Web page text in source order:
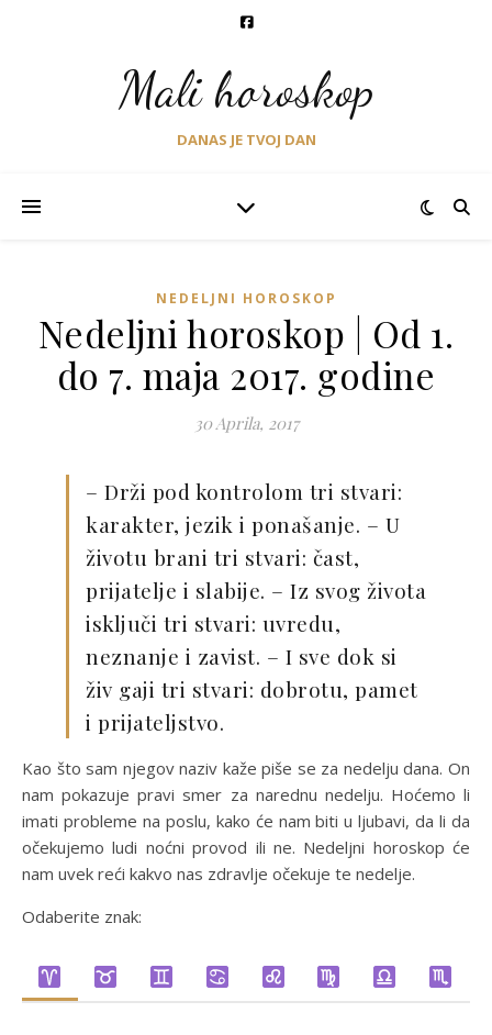
Mali horoskop
DANAS JE TVOJ DAN
NEDELJNI HOROSKOP
Nedeljni horoskop | Od 1.
do 7. maja 2017. godine
30 Aprila, 2017
– Drži pod kontrolom tri stvari:
karakter, jezik i ponašanje. – U
životu brani tri stvari: čast,
prijatelje i slabije. – Iz svog života
isključi tri stvari: uvredu,
neznanje i zavist. – I sve dok si
živ gaji tri stvari: dobrotu, pamet
i prijateljstvo.
Kao što sam njegov naziv kaže piše se za nedelju dana. On
nam pokazuje pravi smer za narednu nedelju. Hoćemo li
imati probleme na poslu, kako će nam biti u ljubavi, da li da
očekujemo ludi noćni provod ili ne. Nedeljni horoskop će
nam uvek reći kakvo nas zdravlje očekuje te nedelje.
Odaberite znak: